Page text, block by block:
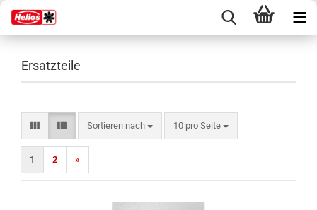
Ersatzteile
Sortieren nach
Sortieren nach 10 pro Seite
pro Seite
1 2 »